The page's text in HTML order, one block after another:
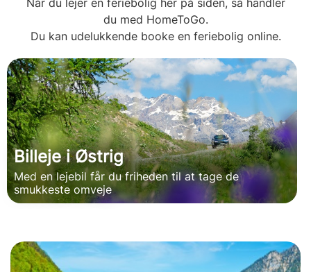
du med HomeToGo.
Du kan udelukkende booke en feriebolig online.
Billeje i Østrig
Med en lejebil får du friheden til at tage de
smukkeste omveje